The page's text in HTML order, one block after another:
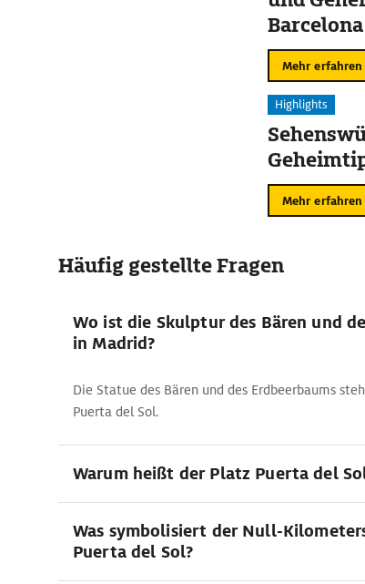
Barcelona
Mehr erfahren
Highlights
Mehr erfahren
Häufig gestellte Fragen
Wo ist die Skulptur des Bären und
in Madrid?
Die Statue des Bären und des Erdbeerbaums
Puerta del Sol.
Warum heißt der Platz Puerta del
Was symbolisiert der Null-
Puerta del Sol?